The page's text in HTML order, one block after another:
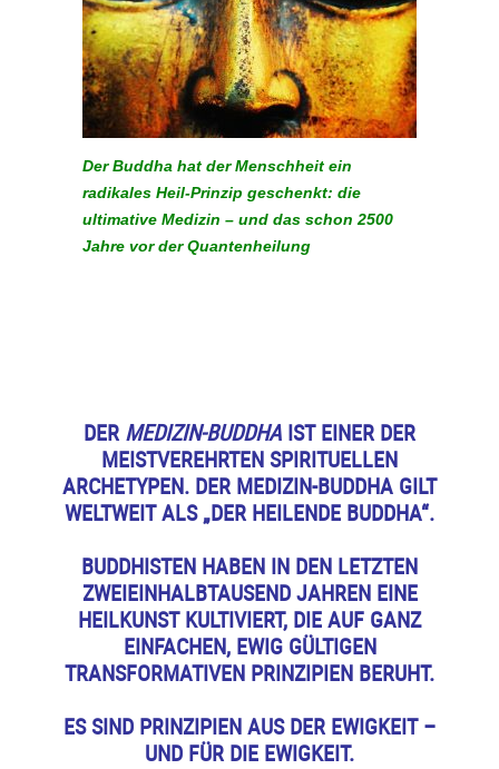
Der Buddha hat der Menschheit ein
radikales Heil-Prinzip geschenkt: die
ultimative Medizin – und das schon 2500
Jahre vor der Quantenheilung
DER MEDIZIN-BUDDHA IST EINER DER
MEISTVEREHRTEN SPIRITUELLEN
ARCHETYPEN. DER MEDIZIN-BUDDHA GILT
WELTWEIT ALS „DER HEILENDE BUDDHA“.
BUDDHISTEN HABEN IN DEN LETZTEN
ZWEIEINHALBTAUSEND JAHREN EINE
HEILKUNST KULTIVIERT, DIE AUF GANZ
EINFACHEN, EWIG GÜLTIGEN
TRANSFORMATIVEN PRINZIPIEN BERUHT.
ES SIND PRINZIPIEN AUS DER EWIGKEIT –
UND FÜR DIE EWIGKEIT.